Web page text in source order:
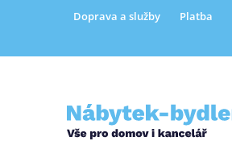
Doprava a služby Platba